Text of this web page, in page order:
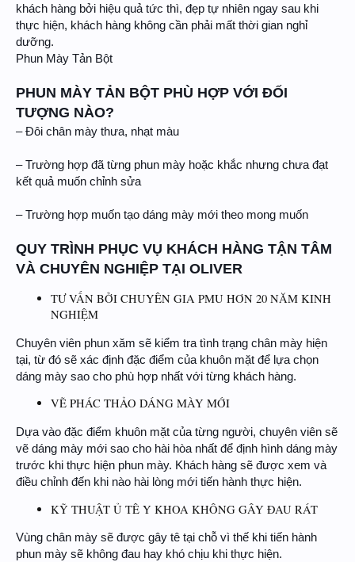
khách hàng bởi hiệu quả tức thì, đẹp tự nhiên ngay sau khi
thực hiện, khách hàng không cần phải mất thời gian nghỉ
dưỡng.
Phun Mày Tản Bột
PHUN MÀY TẢN BỘT PHÙ HỢP VỚI ĐỐI
TƯỢNG NÀO?
– Đôi chân mày thưa, nhạt màu
– Trường hợp đã từng phun mày hoặc khắc nhưng chưa đạt
kết quả muốn chỉnh sửa
– Trường hợp muốn tạo dáng mày mới theo mong muốn
QUY TRÌNH PHỤC VỤ KHÁCH HÀNG TẬN TÂM
VÀ CHUYÊN NGHIỆP TẠI OLIVER
TƯ VẤN BỞI CHUYÊN GIA PMU HƠN 20 NĂM KINH
NGHIỆM
Chuyên viên phun xăm sẽ kiểm tra tình trạng chân mày hiện
tại, từ đó sẽ xác định đặc điểm của khuôn mặt để lựa chọn
dáng mày sao cho phù hợp nhất với từng khách hàng.
VẼ PHÁC THẢO DÁNG MÀY MỚI
Dựa vào đặc điểm khuôn mặt của từng người, chuyên viên sẽ
vẽ dáng mày mới sao cho hài hòa nhất để định hình dáng mày
trước khi thực hiện phun mày. Khách hàng sẽ được xem và
điều chỉnh đến khi nào hài lòng mới tiến hành thực hiện.
KỸ THUẬT Ủ TÊ Y KHOA KHÔNG GÂY ĐAU RÁT
Vùng chân mày sẽ được gây tê tại chỗ vì thế khi tiến hành
phun mày sẽ không đau hay khó chịu khi thực hiện.